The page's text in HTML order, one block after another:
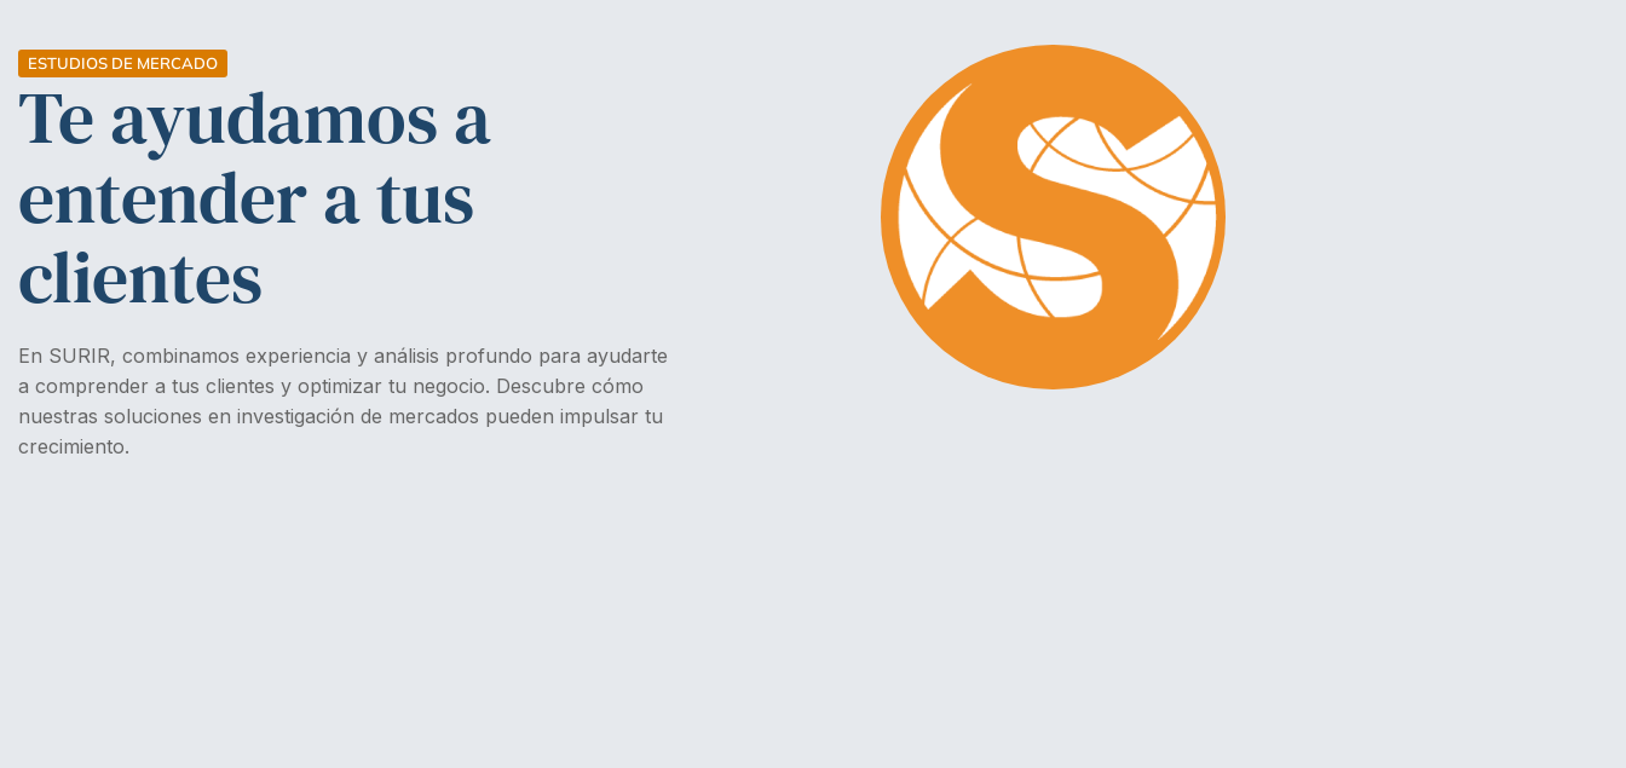
ESTUDIOS DE MERCADO
Te ayudamos a
entender a tus
clientes
En SURIR, combinamos experiencia y análisis profundo para ayudarte
a comprender a tus clientes y optimizar tu negocio. Descubre cómo
nuestras soluciones en investigación de mercados pueden impulsar tu
crecimiento.